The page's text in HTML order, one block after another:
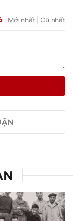
Mới nhất Cũ nhất